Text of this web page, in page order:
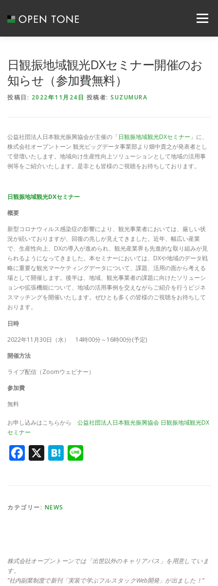
メニュー
日観振地域観光DXセミナー開催のお
知らせ（参加費無料）
投稿日: 2022年11月24日 投稿者: SUZUMURA
公益社団法人日本観光振興協会が主催の「日観振地域観光DXセミナー 」に、
株式会社オープントーン 観光ビッグデータ事業部より畑中貴之が発表者とし
て登壇いたします。地域向け生産性向上ソリューションとして地域の活用事
例等をご紹介いたします。是非とも皆様のご視聴をお待ちしております。
日観振地域観光DXセミナー
概要
新型コロナウィルス感染症の影響により、観光事業者においては、厳しい状
況が続いておりますが、回復の兆しが見えてきました。近年、幅広い産業
で、生産性向上、DXの導入が進められ、観光産業界も先進的な取り組みが見
られるようになってきました。本セミナーにおいては、DXや地域のデータ戦
略に重要な観光マーケティングデータについて、課題、活用の面から考える
場として開催します。後半は、地域、観光事業者の課題に向けたソリューシ
ョンや拡張機能について、地域の活用事例を交えながらご紹介を行うビジネ
スマッチングを開催いたします。ぜひとも多くの皆様のご視聴をお待ちして
おります。
日時
2022年11月30日（水） 14時00分～16時00分(予定)
開催方法
ライブ配信（Zoomウェビナー）
参加費
無料
お申し込みはこちらから 公益社団法人日本観光振興協会 日観振地域観光DX
セミナー
Facebook
X Hatena
カテゴリー: NEWS
株式会社オープントーンでは「出世以外のキャリアパス」を用意していま
す。
”社内副業制度で新刊「実装で学ぶフルスタックWeb開発」が出ました！”